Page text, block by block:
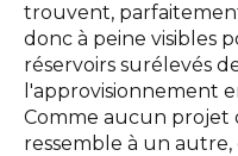
trouvent,
donc à peine visibles
réservoirs surélevés
l'approvisionnement
Comme aucun projet
ressemble à un